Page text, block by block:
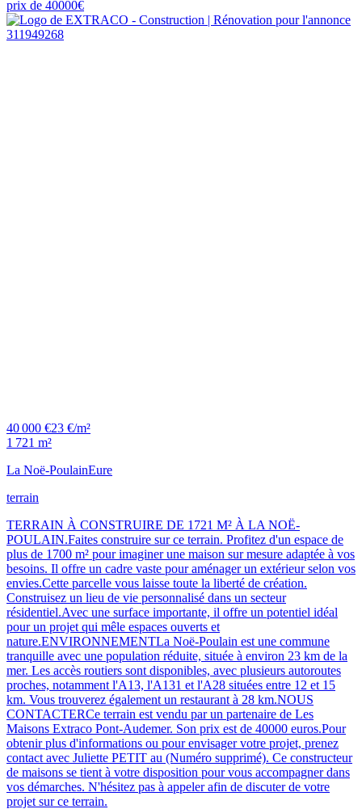
40 000 €23 €/m²
1 721 m²
La Noë-PoulainEure
terrain
TERRAIN À CONSTRUIRE DE 1721 M² À LA NOË-
POULAIN.Faites construire sur ce terrain. Profitez d'un espace de
plus de 1700 m² pour imaginer une maison sur mesure adaptée à vos
besoins. Il offre un cadre vaste pour aménager un extérieur selon vos
envies.Cette parcelle vous laisse toute la liberté de création.
Construisez un lieu de vie personnalisé dans un secteur
résidentiel.Avec une surface importante, il offre un potentiel idéal
pour un projet qui mêle espaces ouverts et
nature.ENVIRONNEMENTLa Noë-Poulain est une commune
tranquille avec une population réduite, située à environ 23 km de la
mer. Les accès routiers sont disponibles, avec plusieurs autoroutes
proches, notamment l'A13, l'A131 et l'A28 situées entre 12 et 15
km. Vous trouverez également un restaurant à 28 km.NOUS
CONTACTERCe terrain est vendu par un partenaire de Les
Maisons Extraco Pont-Audemer. Son prix est de 40000 euros.Pour
obtenir plus d'informations ou pour envisager votre projet, prenez
contact avec Juliette PETIT au (Numéro supprimé). Ce constructeur
de maisons se tient à votre disposition pour vous accompagner dans
vos démarches. N'hésitez pas à appeler afin de discuter de votre
projet sur ce terrain.